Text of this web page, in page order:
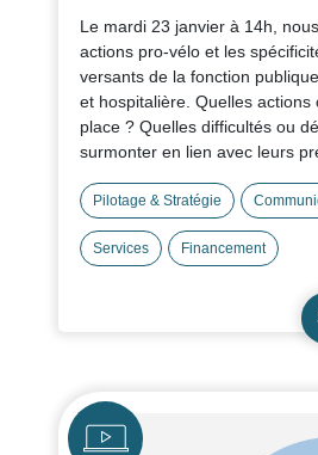
Le mardi 23 janvier à 14h,
actions pro-vélo et les
versants de la fonction
et hospitalière. Quelles actions
place ? Quelles difficultés ou
surmonter en lien avec leurs
Argent ont témoigné avec une
pilotage, les enjeux de service/
l'animation de communautés
Pilotage & Stratégie
Services Financement
Icône